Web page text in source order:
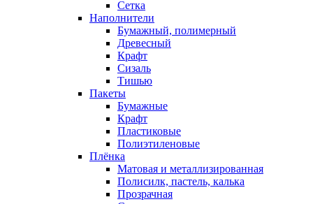
Сетка
Наполнители
Бумажный, полимерный
Древесный
Крафт
Сизаль
Тишью
Пакеты
Бумажные
Крафт
Пластиковые
Полиэтиленовые
Плёнка
Матовая и металлизированная
Полисилк, пастель, калька
Прозрачная